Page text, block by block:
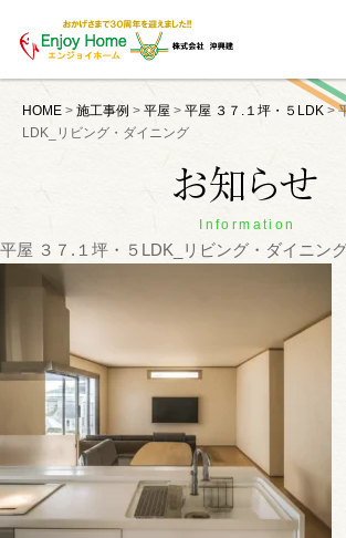
HOME > 施工事例 > 平屋 > 平屋 ３７.１坪・５LDK >
LDK_リビング・ダイニング
Information
平屋 ３７.１坪・５LDK_リビング・ダイニン